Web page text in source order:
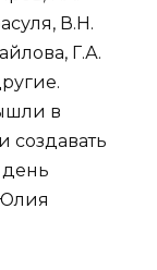
В.Н.
Г.А.
в
создавать